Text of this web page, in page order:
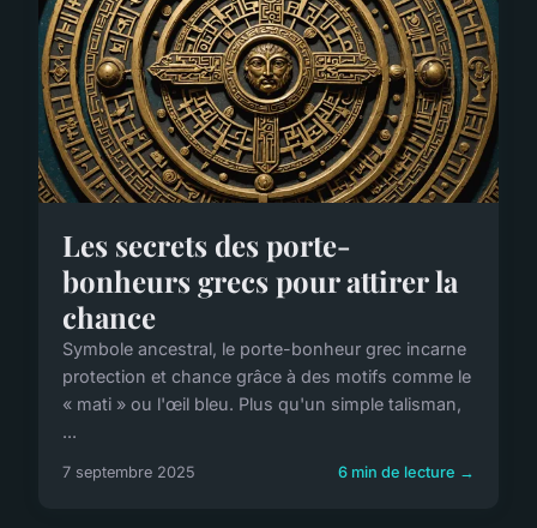
Les secrets des porte-
bonheurs grecs pour attirer la
chance
Symbole ancestral, le porte-bonheur grec incarne
protection et chance grâce à des motifs comme le
« mati » ou l'œil bleu. Plus qu'un simple talisman,
...
7 septembre 2025 6 min de lecture →